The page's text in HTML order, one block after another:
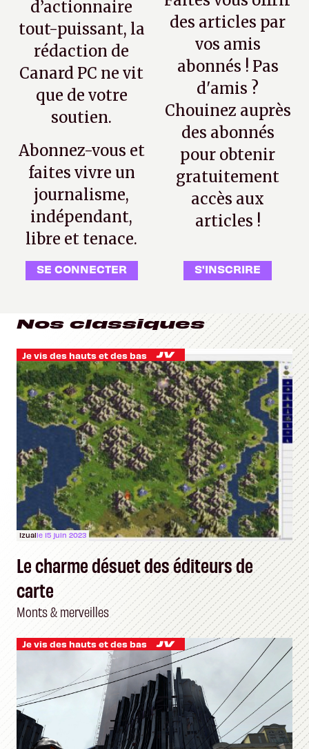
d’actionnaire
tout-puissant, la
rédaction de
Canard PC ne vit
que de votre
soutien.
Abonnez-vous et
faites vivre un
journalisme,
indépendant,
libre et tenace.
SE CONNECTER
des articles par
vos amis
abonnés ! Pas
d'amis ?
Chouinez auprès
des abonnés
pour obtenir
gratuitement
accès aux
articles !
S'INSCRIRE
Nos classiques
Je vis des hauts et des bas
Izualle 15 juin 2023
Le charme désuet des éditeurs de
carte
Monts & merveilles
Je vis des hauts et des bas